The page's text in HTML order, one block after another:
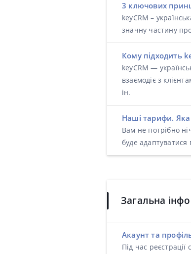
3 ключових
keyCRM –
значну частину
Кому підходить
keyCRM —
взаємодіє з
ін.
Наші тарифи. Яка
Вам не потрібно
буде адаптуватися
Загальна
Акаунт та
Під час